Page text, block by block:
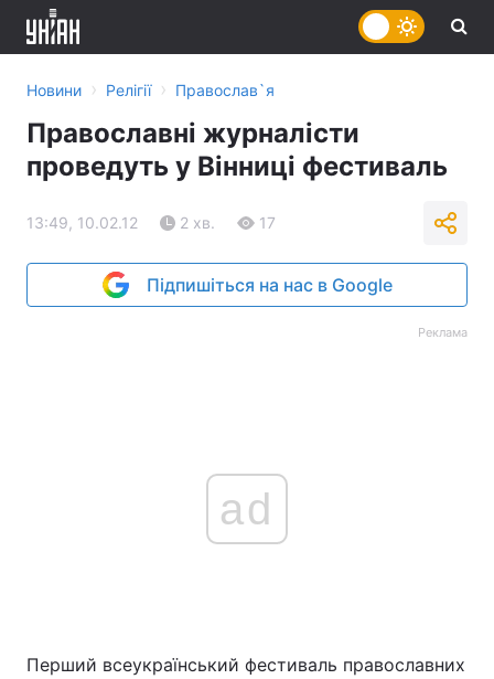
Новини › Релігії › Православ`я
Православні журналісти
проведуть у Вінниці фестиваль
13:49, 10.02.12 2 хв. 17
Підпишіться на нас в Google
Реклама
ad
Перший всеукраїнський фестиваль православних